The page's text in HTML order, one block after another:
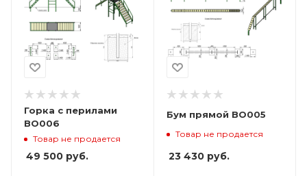
Горка с перилами
BO006
Товар не продается
49 500 руб.
Бум прямой BO005
Товар не продается
23 430руб.